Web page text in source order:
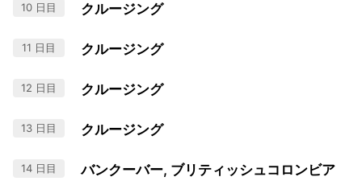
10 日目 クルージング
11 日目 クルージング
12 日目 クルージング
13 日目 クルージング
14 日目 バンクーバー, ブリティッシュコロンビア